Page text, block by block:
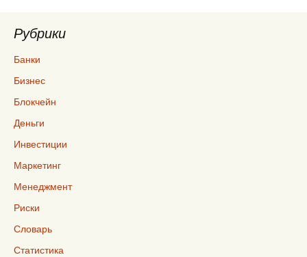
Рубрики
Банки
Бизнес
Блокчейн
Деньги
Инвестиции
Маркетинг
Менеджмент
Риски
Словарь
Статистика